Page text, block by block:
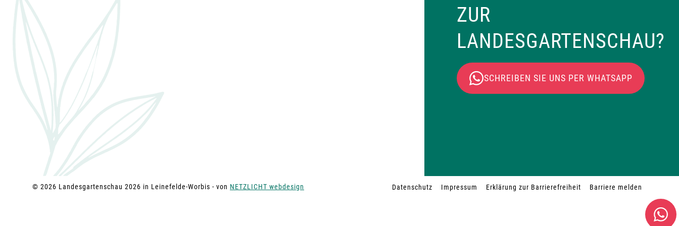
a
t
i
o
ZUR
LANDESGARTENSCHAU?
SCHREIBEN SIE UNS PER WHATSAPP
© 2026 Landesgartenschau 2026 in Leinefelde-Worbis - von NETZLICHT webdesign Datenschutz Impressum Erklärung zur Barrierefreiheit Barriere melden